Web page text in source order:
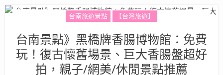
台南旅遊景點 【台灣旅遊】
台南景點》黑橋牌香腸博物館：免費
玩！復古懷舊場景、巨大香腸盤超好
拍，親子/網美/休閒景點推薦